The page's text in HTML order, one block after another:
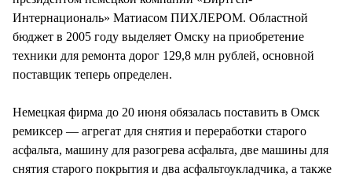
Интернациональ» Матиасом ПИХЛЕРОМ. Областной
бюджет в 2005 году выделяет Омску на приобретение
техники для ремонта дорог 129,8 млн рублей, основной
поставщик теперь определен.
Немецкая фирма до 20 июня обязалась поставить в Омск
ремиксер — агрегат для снятия и переработки старого
асфальта, машину для разогрева асфальта, две машины для
снятия старого покрытия и два асфальтоукладчика, а также